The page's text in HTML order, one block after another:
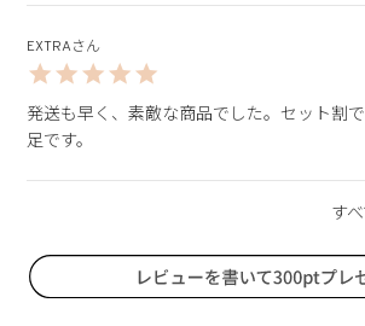
EXTRA
発送も早く、素敵な商品でした。セット割
足です。